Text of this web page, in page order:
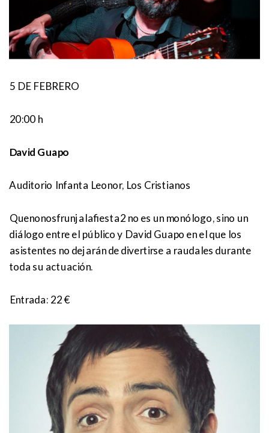
5 DE FEBRERO
20:00 h
David Guapo
Auditorio Infanta Leonor, Los Cristianos
Quenonosfrunjalafiesta2 no es un monólogo, sino un
diálogo entre el público y David Guapo en el que los
asistentes no dejarán de divertirse a raudales durante
toda su actuación.
Entrada: 22 €